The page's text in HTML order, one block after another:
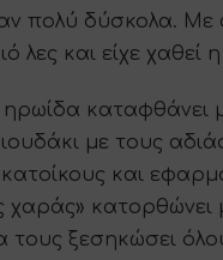
πολύ δύσκολα. Με
λες και είχε χαθεί
καταφθάνει
με τους
και
χαράς» κατορθώνει
τους ξεσηκώσει